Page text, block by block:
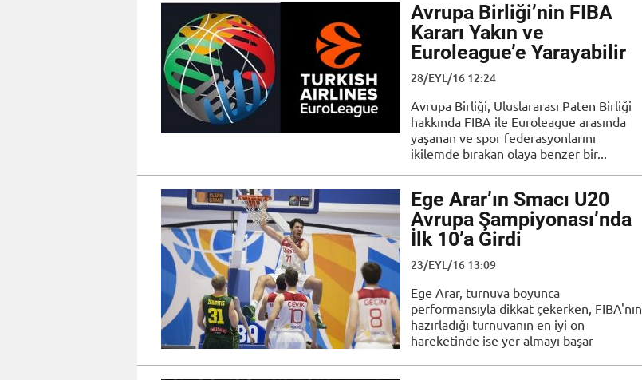
Avrupa Birliği’nin FIBA
Kararı Yakın ve
Euroleague’e Yarayabilir
28/EYL/16 12:24
Avrupa Birliği, Uluslararası Paten Birliği
hakkında FIBA ile Euroleague arasında
yaşanan ve spor federasyonlarını
ikilemde bırakan olaya benzer bir...
Ege Arar’ın Smacı U20
Avrupa Şampiyonası’nda
İlk 10’a Girdi
23/EYL/16 13:09
Ege Arar, turnuva boyunca
performansıyla dikkat çekerken, FIBA'nın
hazırladığı turnuvanın en iyi on
hareketinde ise yer almayı başar